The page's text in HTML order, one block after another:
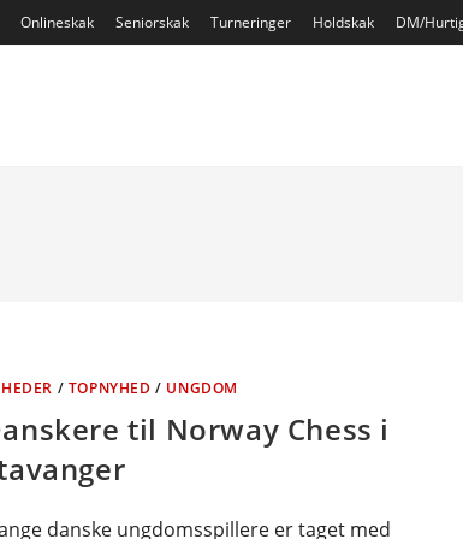
Onlineskak Seniorskak Turneringer Holdskak DM/
/ TOPNYHED / UNGDOM
til Norway Chess i
danske ungdomsspillere er taget med